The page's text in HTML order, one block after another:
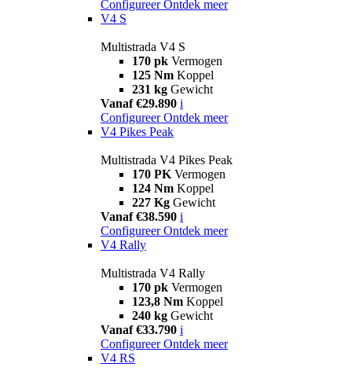
Configureer Ontdek meer
V4 S
Multistrada V4 S
170 pk Vermogen
125 Nm Koppel
231 kg Gewicht
Vanaf €29.890 i
Configureer Ontdek meer
V4 Pikes Peak
Multistrada V4 Pikes Peak
170 PK Vermogen
124 Nm Koppel
227 Kg Gewicht
Vanaf €38.590 i
Configureer Ontdek meer
V4 Rally
Multistrada V4 Rally
170 pk Vermogen
123,8 Nm Koppel
240 kg Gewicht
Vanaf €33.790 i
Configureer Ontdek meer
V4 RS